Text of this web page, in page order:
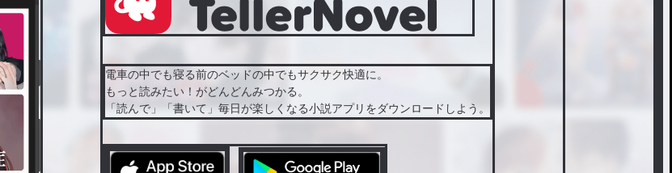
電車の中でも寝る前のベッドの中でもサクサク快適に。
もっと読みたい！がどんどんみつかる。
「読んで」「書いて」毎日が楽しくなる小説アプリをダウンロードしよう。